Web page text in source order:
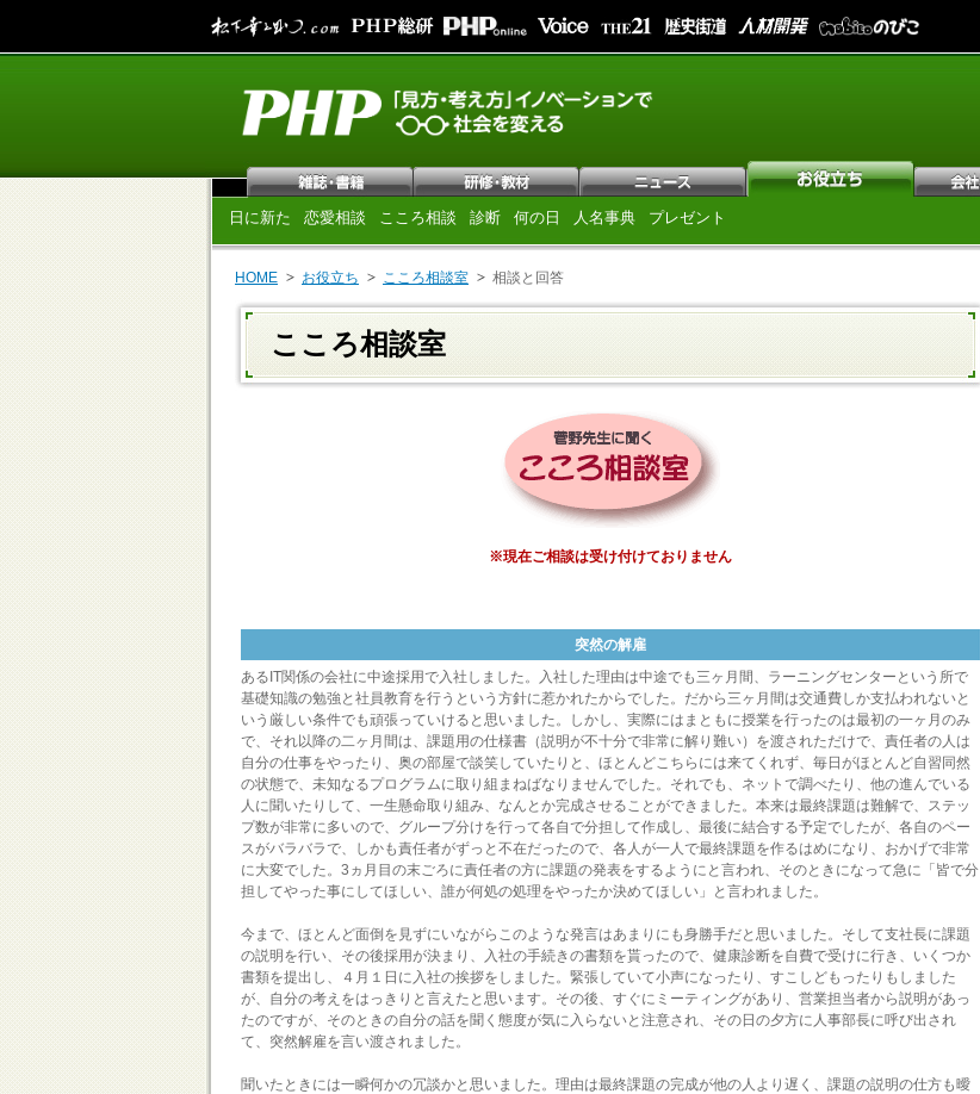
日に新た 恋愛相談 こころ相談 診断 何の日 人名事典 プレゼント
HOME お役立ち こころ相談室 相談と回答
こころ相談室
※現在ご相談は受け付けておりません
突然の解雇
あるIT関係の会社に中途採用で入社しました。入社した理由は中途でも三ヶ月間、ラーニングセンターという所で
基礎知識の勉強と社員教育を行うという方針に惹かれたからでした。だから三ヶ月間は交通費しか支払われないと
いう厳しい条件でも頑張っていけると思いました。しかし、実際にはまともに授業を行ったのは最初の一ヶ月のみ
で、それ以降の二ヶ月間は、課題用の仕様書（説明が不十分で非常に解り難い）を渡されただけで、責任者の人は
自分の仕事をやったり、奥の部屋で談笑していたりと、ほとんどこちらには来てくれず、毎日がほとんど自習同然
の状態で、未知なるプログラムに取り組まねばなりませんでした。それでも、ネットで調べたり、他の進んでいる
人に聞いたりして、一生懸命取り組み、なんとか完成させることができました。本来は最終課題は難解で、ステッ
プ数が非常に多いので、グループ分けを行って各自で分担して作成し、最後に結合する予定でしたが、各自のペー
スがバラバラで、しかも責任者がずっと不在だったので、各人が一人で最終課題を作るはめになり、おかげで非常
に大変でした。3ヵ月目の末ごろに責任者の方に課題の発表をするようにと言われ、そのときになって急に「皆で分
担してやった事にしてほしい、誰が何処の処理をやったか決めてほしい」と言われました。
今まで、ほとんど面倒を見ずにいながらこのような発言はあまりにも身勝手だと思いました。そして支社長に課題
の説明を行い、その後採用が決まり、入社の手続きの書類を貰ったので、健康診断を自費で受けに行き、いくつか
書類を提出し、４月１日に入社の挨拶をしました。緊張していて小声になったり、すこしどもったりもしました
が、自分の考えをはっきりと言えたと思います。その後、すぐにミーティングがあり、営業担当者から説明があっ
たのですが、そのときの自分の話を聞く態度が気に入らないと注意され、その日の夕方に人事部長に呼び出され
て、突然解雇を言い渡されました。
聞いたときには一瞬何かの冗談かと思いました。理由は最終課題の完成が他の人より遅く、課題の説明の仕方も曖